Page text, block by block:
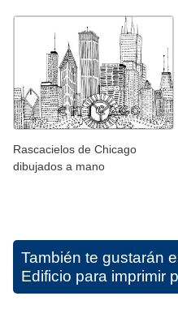
Rascacielos de Chicago
dibujados a mano
También te gustarán
Edificio para imprimir